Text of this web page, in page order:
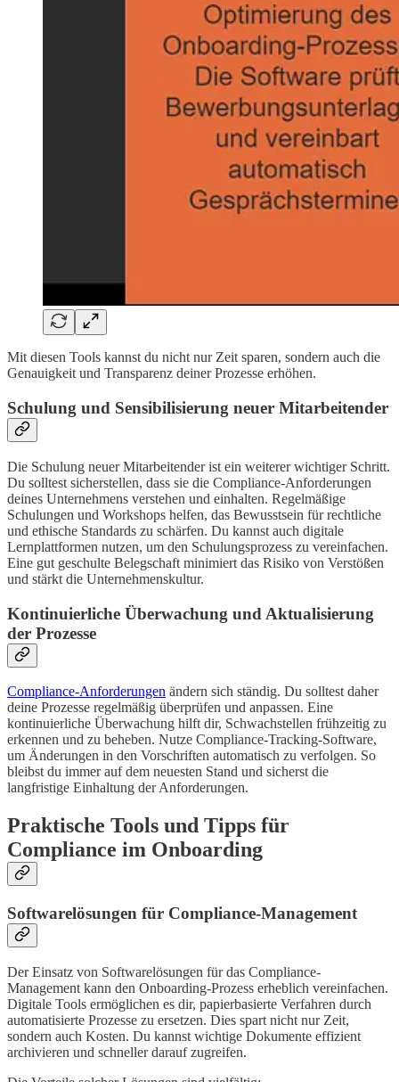
Mit diesen Tools kannst du nicht nur Zeit sparen, sondern auch die
Genauigkeit und Transparenz deiner Prozesse erhöhen.
Schulung und Sensibilisierung neuer Mitarbeitender
Die Schulung neuer Mitarbeitender ist ein weiterer wichtiger Schritt.
Du solltest sicherstellen, dass sie die Compliance-Anforderungen
deines Unternehmens verstehen und einhalten. Regelmäßige
Schulungen und Workshops helfen, das Bewusstsein für rechtliche
und ethische Standards zu schärfen. Du kannst auch digitale
Lernplattformen nutzen, um den Schulungsprozess zu vereinfachen.
Eine gut geschulte Belegschaft minimiert das Risiko von Verstößen
und stärkt die Unternehmenskultur.
Kontinuierliche Überwachung und Aktualisierung
der Prozesse
Compliance-Anforderungen ändern sich ständig. Du solltest daher
deine Prozesse regelmäßig überprüfen und anpassen. Eine
kontinuierliche Überwachung hilft dir, Schwachstellen frühzeitig zu
erkennen und zu beheben. Nutze Compliance-Tracking-Software,
um Änderungen in den Vorschriften automatisch zu verfolgen. So
bleibst du immer auf dem neuesten Stand und sicherst die
langfristige Einhaltung der Anforderungen.
Praktische Tools und Tipps für
Compliance im Onboarding
Softwarelösungen für Compliance-Management
Der Einsatz von Softwarelösungen für das Compliance-
Management kann den Onboarding-Prozess erheblich vereinfachen.
Digitale Tools ermöglichen es dir, papierbasierte Verfahren durch
automatisierte Prozesse zu ersetzen. Dies spart nicht nur Zeit,
sondern auch Kosten. Du kannst wichtige Dokumente effizient
archivieren und schneller darauf zugreifen.